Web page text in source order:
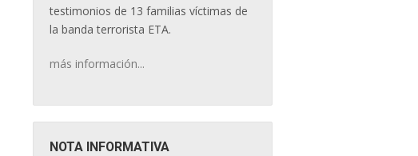
testimonios de 13 familias víctimas de
la banda terrorista ETA.
más información...
NOTA INFORMATIVA